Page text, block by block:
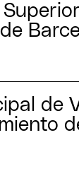
Superior
de